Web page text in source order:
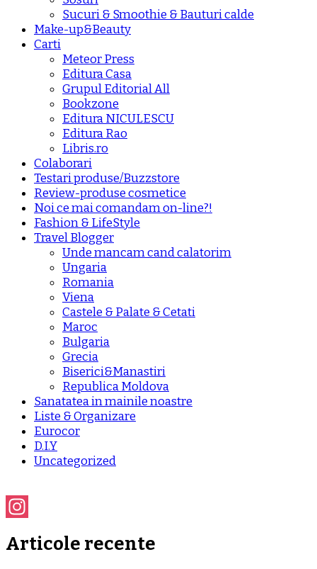
Sucuri & Smoothie & Bauturi calde
Make-up&Beauty
Carti
Meteor Press
Editura Casa
Grupul Editorial All
Bookzone
Editura NICULESCU
Editura Rao
Libris.ro
Colaborari
Testari produse/Buzzstore
Review-produse cosmetice
Noi ce mai comandam on-line?!
Fashion & LifeStyle
Travel Blogger
Unde mancam cand calatorim
Ungaria
Romania
Viena
Castele & Palate & Cetati
Maroc
Bulgaria
Grecia
Biserici&Manastiri
Republica Moldova
Sanatatea in mainile noastre
Liste & Organizare
Eurocor
D.I.Y
Uncategorized
Articole recente